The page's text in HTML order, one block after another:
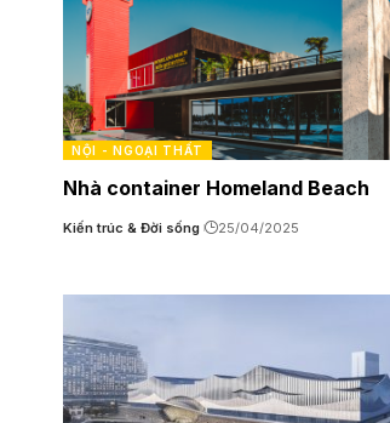
NỘI - NGOẠI THẤT
Nhà container Homeland Beach
Kiến trúc & Đời sống 25/04/2025